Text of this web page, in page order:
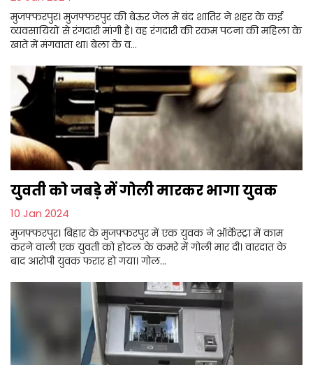
मुजफ्फरपुर। मुजफ्फरपुर की बेऊर जेल में बंद शातिर ने शहर के कई
व्यवसायियों से रंगदारी मांगी है। वह रंगदारी की रकम पटना की महिला के
खाते में मंगवाता था। बेला के व...
युवती को जबड़े में गोली मारकर भागा युवक
10 Jan 2024
मुजफ्फरपुर। बिहार के मुजफ्फरपुर में एक युवक ने ऑर्केस्ट्रा में काम
करने वाली एक युवती को होटल के कमरे में गोली मार दी। वारदात के
बाद आरोपी युवक फरार हो गया। गोल...